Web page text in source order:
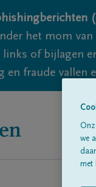
het mom
of bijlagen
en fraude vallen
we
met